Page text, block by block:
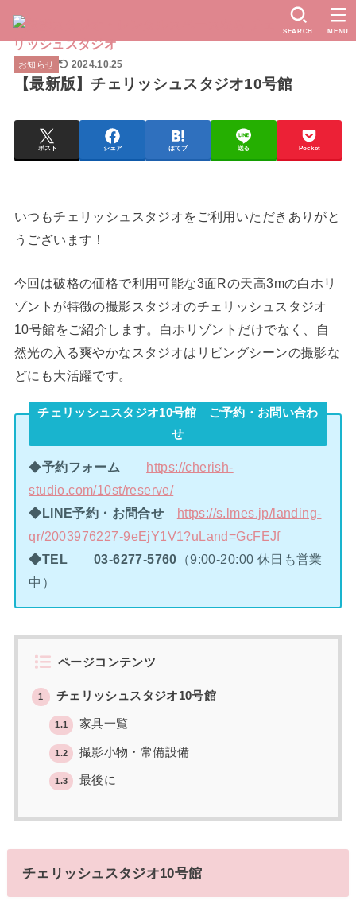
SEARCH MENU
お知らせ 2024.10.25
【最新版】チェリッシュスタジオ10号館
ポスト シェア はてブ 送る Pocket
いつもチェリッシュスタジオをご利用いただきありがと
うございます！
今回は破格の価格で利用可能な3面Rの天高3mの白ホリ
ゾントが特徴の撮影スタジオのチェリッシュスタジオ
10号館をご紹介します。白ホリゾントだけでなく、自
然光の入る爽やかなスタジオはリビングシーンの撮影な
どにも大活躍です。
チェリッシュスタジオ10号館 ご予約・お問い合わ
せ
◆予約フォーム
https://cherish-
studio.com/10st/reserve/
◆LINE予約・お問合せ
https://s.lmes.jp/landing-
qr/2003976227-9eEjY1V1?uLand=GcFEJf
◆TEL
03-6277-5760 （9:00-20:00 休日も営業
中）
ページコンテンツ
1 チェリッシュスタジオ10号館
1.1 家具一覧
1.2 撮影小物・常備設備
1.3 最後に
チェリッシュスタジオ10号館